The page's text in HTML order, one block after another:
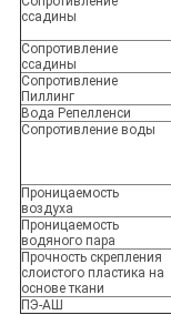
ссадины
Сопротивление
ссадины
Сопротивление
Пиллинг
Вода Репелленси
Сопротивление воды
Проницаемость
воздуха
Проницаемость
водяного пара
Прочность скрепления
слоистого пластика на
основе ткани
ПЭ-АШ